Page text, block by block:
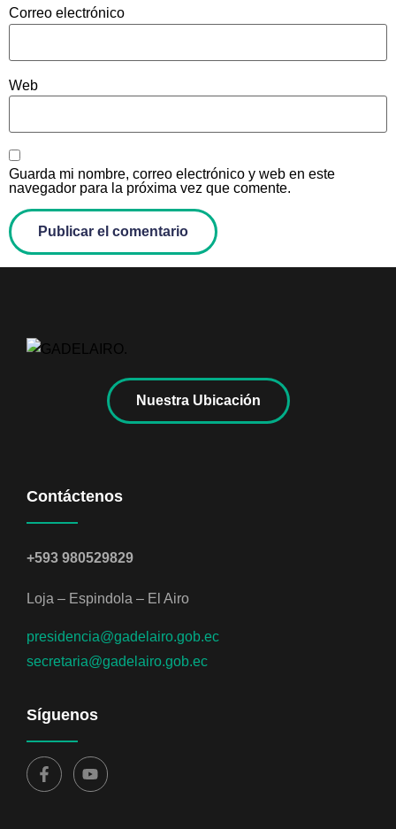
Correo electrónico
Web
Guarda mi nombre, correo electrónico y web en este
navegador para la próxima vez que comente.
Nuestra Ubicación
Contáctenos
+593 980529829
Loja – Espindola – El Airo
presidencia@gadelairo.gob.ec
secretaria@gadelairo.gob.ec
Síguenos